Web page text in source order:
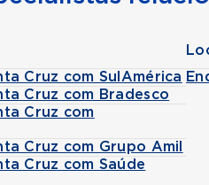
Cruz com SulAmérica
Cruz com Bradesco
Cruz com
Cruz com Grupo Amil
Cruz com Saúde